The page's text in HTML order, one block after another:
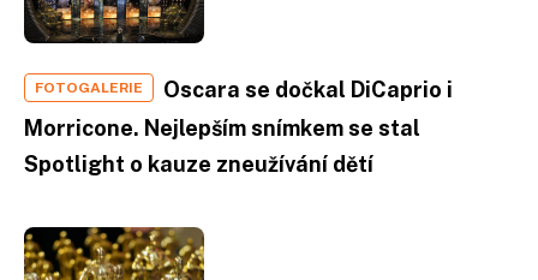
FOTOGALERIE
Oscara se dočkal DiCaprio i
Morricone. Nejlepším snímkem se stal
Spotlight o kauze zneužívání dětí